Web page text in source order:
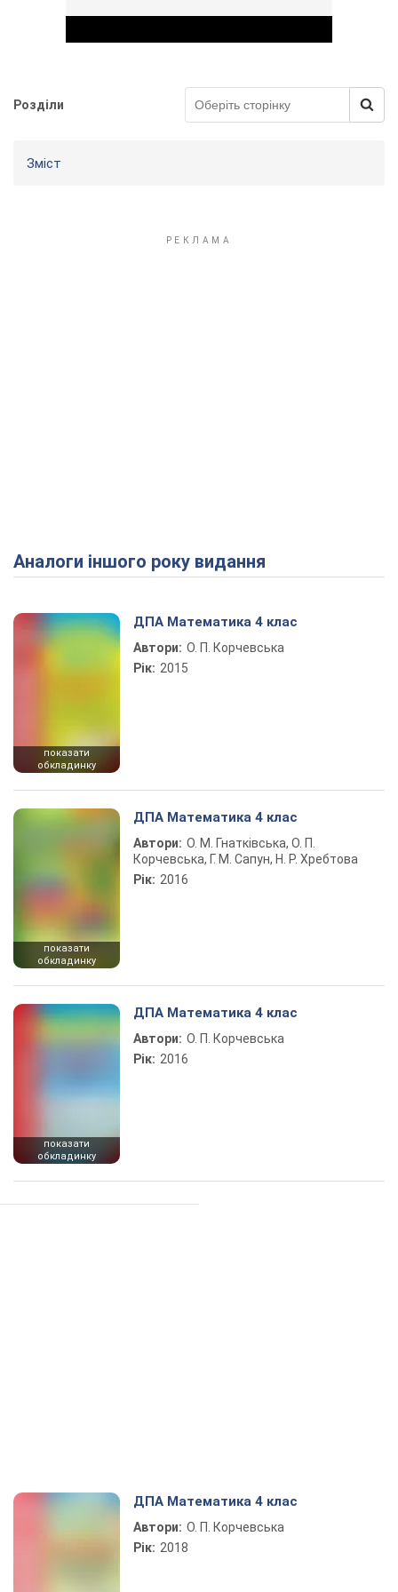
Розділи
Зміст
Аналоги іншого року видання
показати
обкладинку
ДПА Математика 4 клас
Автори: О. П. Корчевська
Рік: 2015
показати
обкладинку
ДПА Математика 4 клас
Автори: О. М. Гнатківська, О. П.
Корчевська, Г. М. Сапун, Н. Р. Хребтова
Рік: 2016
показати
обкладинку
ДПА Математика 4 клас
Автори: О. П. Корчевська
Рік: 2016
ДПА Математика 4 клас
Автори: О. П. Корчевська
Рік: 2018